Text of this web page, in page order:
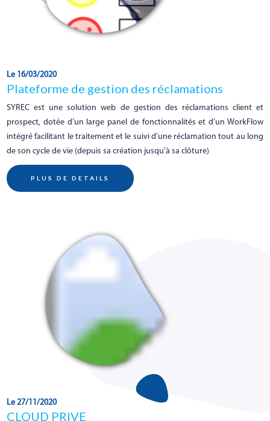
Le 16/03/2020
Plateforme de gestion des réclamations
SYREC est une solution web de gestion des réclamations client et
prospect, dotée d’un large panel de fonctionnalités et d’un WorkFlow
intégré facilitant le traitement et le suivi d’une réclamation tout au long
de son cycle de vie (depuis sa création jusqu’à sa clôture)
PLUS DE DETAILS
Le 27/11/2020
CLOUD PRIVE